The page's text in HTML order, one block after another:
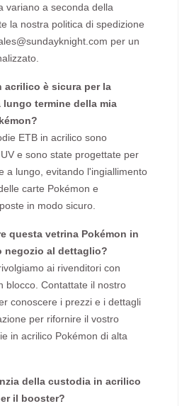
variano a seconda della
la nostra politica di spedizione
per un
acrilico è sicura per la
lungo termine della mia
ETB in acrilico sono
e sono state progettate per
a lungo, evitando l'ingiallimento
carte Pokémon e
in modo sicuro.
questa vetrina Pokémon in
negozio al dettaglio?
ai rivenditori con
blocco. Contattate il nostro
conoscere i prezzi e i dettagli
per rifornire il vostro
in acrilico Pokémon di alta
della custodia in acrilico
il booster?